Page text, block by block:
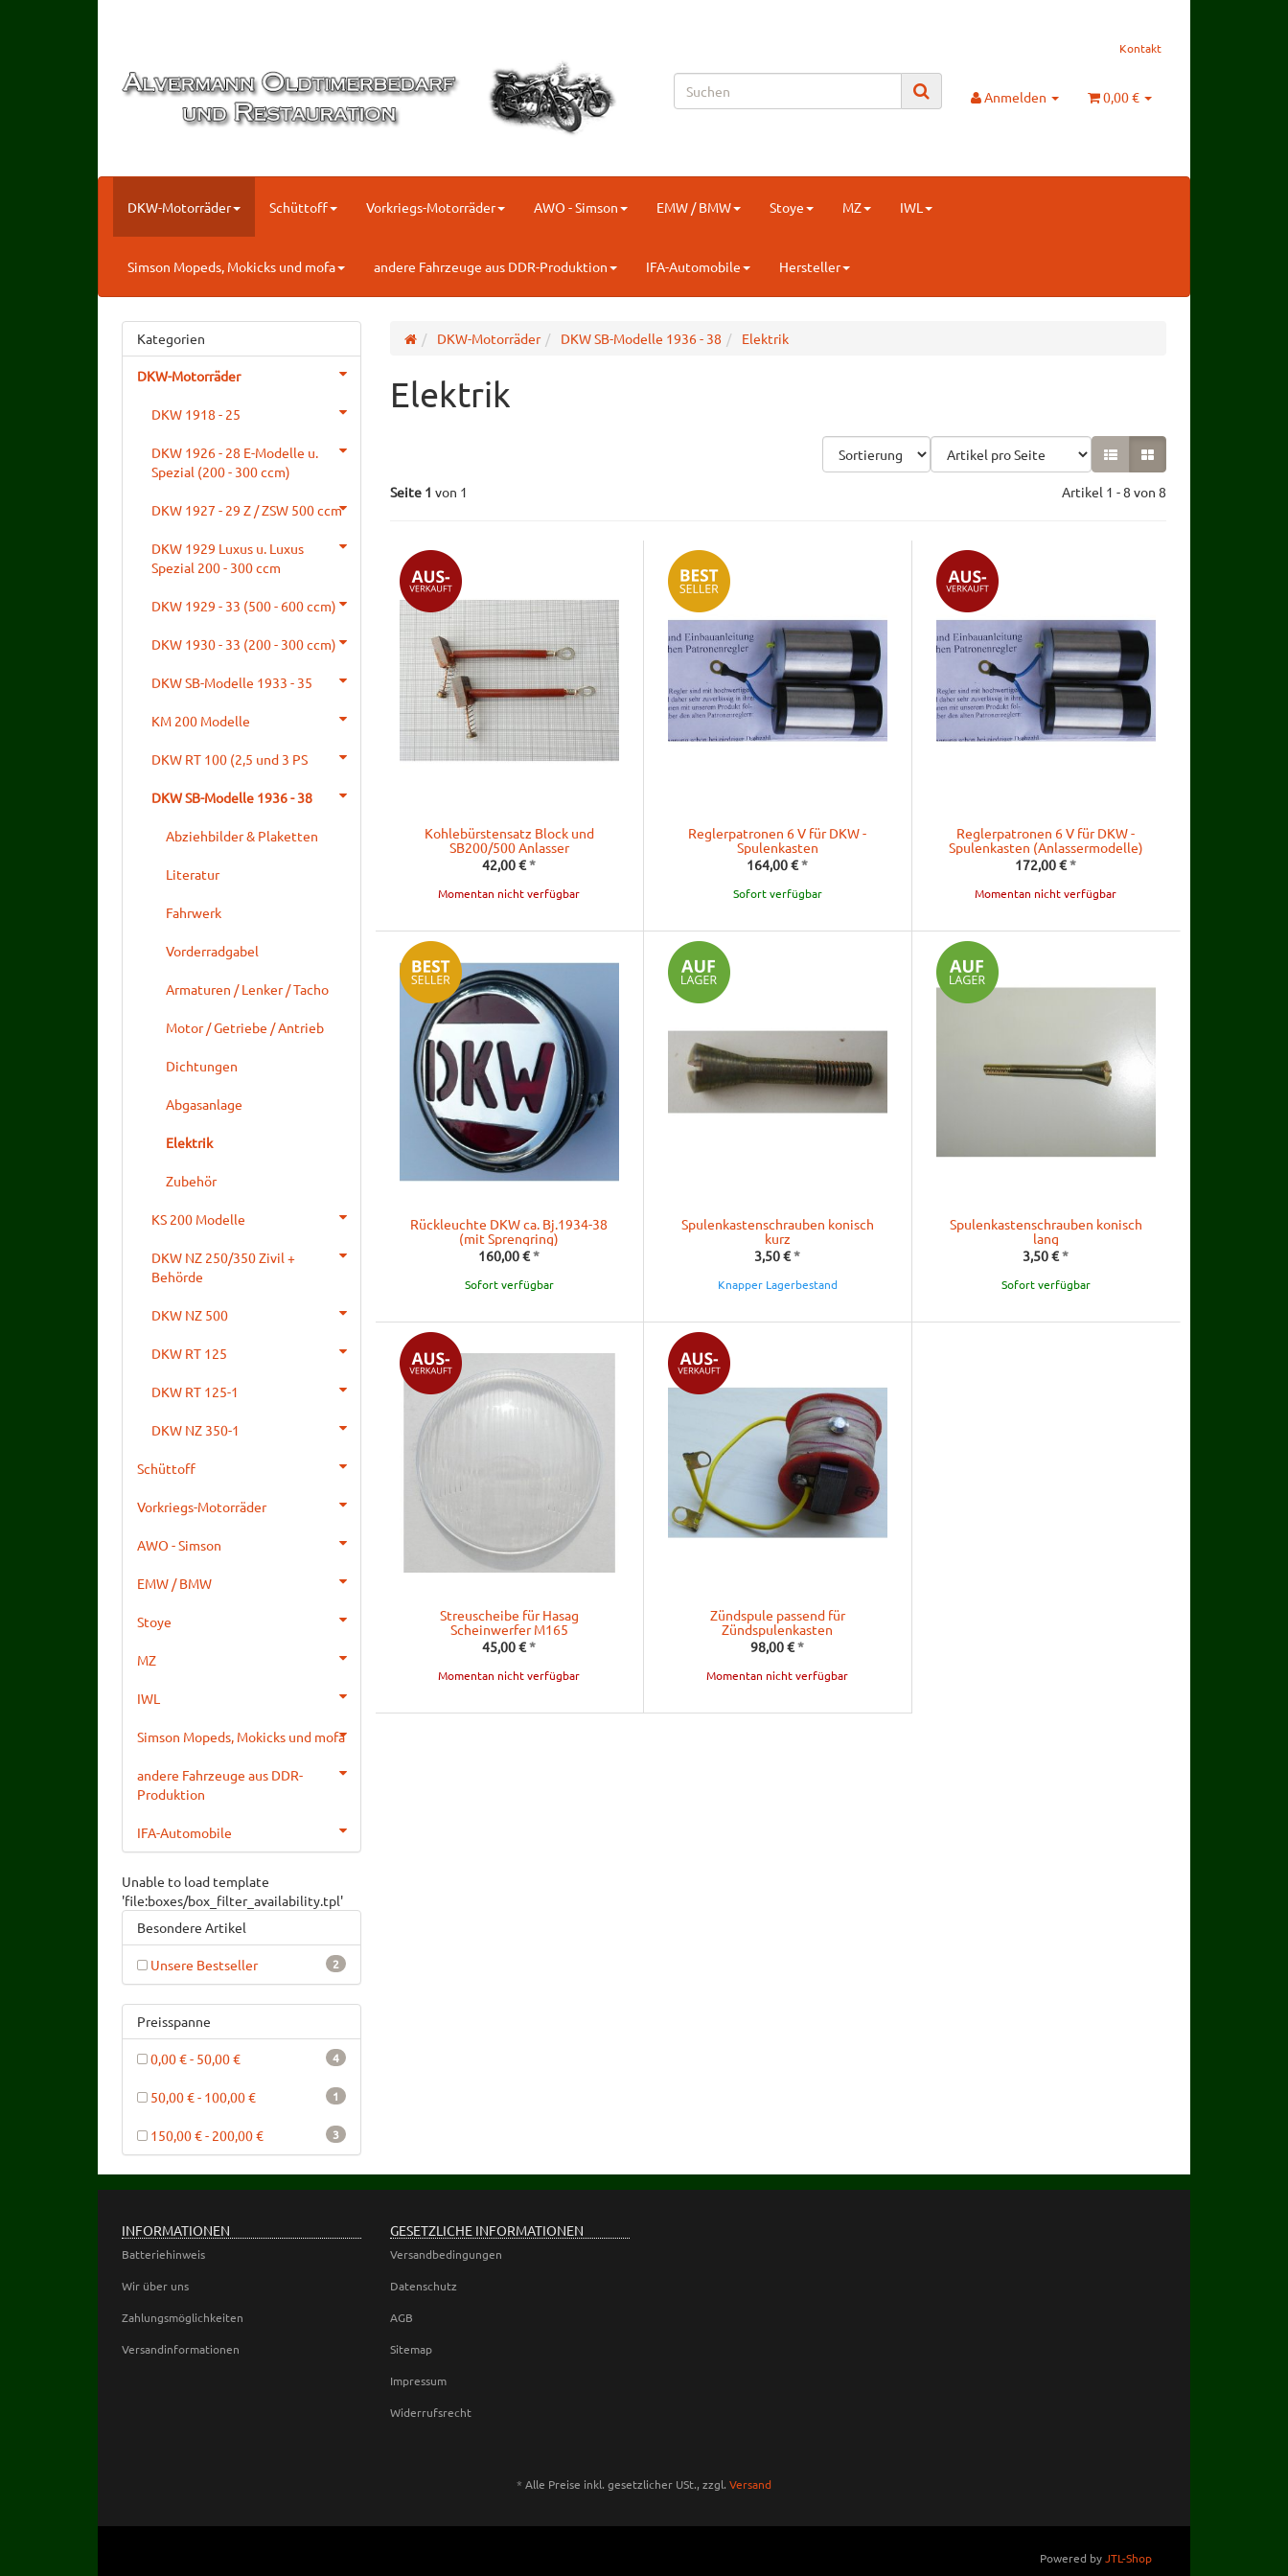
Kontakt
Anmelden 0,00 €
DKW-Motorräder Schüttoff Vorkriegs-Motorräder AWO - Simson EMW / BMW Stoye MZ IWL
Simson Mopeds, Mokicks und mofa andere Fahrzeuge aus DDR-Produktion IFA-Automobile Hersteller
DKW-Motorräder DKW SB-Modelle 1936 - 38 Elektrik
Elektrik
Seite 1 von 1 Artikel 1 - 8 von 8
Kohlebürstensatz Block und
SB200/500 Anlasser
42,00 €*
Momentan nicht verfügbar
Reglerpatronen 6 V für DKW -
Spulenkasten
164,00 €*
Sofort verfügbar
Reglerpatronen 6 V für DKW -
Spulenkasten (Anlassermodelle)
172,00 €*
Momentan nicht verfügbar
Rückleuchte DKW ca. Bj.1934-38
(mit Sprengring)
160,00 €*
Sofort verfügbar
Spulenkastenschrauben konisch
kurz
3,50 €*
Knapper Lagerbestand
Spulenkastenschrauben konisch
lang
3,50 €*
Sofort verfügbar
Streuscheibe für Hasag
Scheinwerfer M165
45,00 €*
Momentan nicht verfügbar
Zündspule passend für
Zündspulenkasten
98,00 €*
Momentan nicht verfügbar
Kategorien
DKW-Motorräder
DKW 1918 - 25
DKW 1926 - 28 E-Modelle u.
Spezial (200 - 300 ccm)
DKW 1927 - 29 Z / ZSW 500 ccm
DKW 1929 Luxus u. Luxus
Spezial 200 - 300 ccm
DKW 1929 - 33 (500 - 600 ccm)
DKW 1930 - 33 (200 - 300 ccm)
DKW SB-Modelle 1933 - 35
KM 200 Modelle
DKW RT 100 (2,5 und 3 PS
DKW SB-Modelle 1936 - 38
Abziehbilder & Plaketten
Literatur
Fahrwerk
Vorderradgabel
Armaturen / Lenker / Tacho
Motor / Getriebe / Antrieb
Dichtungen
Abgasanlage
Elektrik
Zubehör
KS 200 Modelle
DKW NZ 250/350 Zivil +
Behörde
DKW NZ 500
DKW RT 125
DKW RT 125-1
DKW NZ 350-1
Schüttoff
Vorkriegs-Motorräder
AWO - Simson
EMW / BMW
Stoye
MZ
IWL
Simson Mopeds, Mokicks und mofa
andere Fahrzeuge aus DDR-
Produktion
IFA-Automobile
Unable to load template
'file:boxes/box_filter_availability.tpl'
Besondere Artikel
2
Unsere Bestseller
Preisspanne
4
0,00 € - 50,00 €
1
50,00 € - 100,00 €
3
150,00 € - 200,00 €
INFORMATIONEN
Batteriehinweis
Wir über uns
Zahlungsmöglichkeiten
Versandinformationen
GESETZLICHE INFORMATIONEN
Versandbedingungen
Datenschutz
AGB
Sitemap
Impressum
Widerrufsrecht
* Alle Preise inkl. gesetzlicher USt., zzgl. Versand
Powered byJTL-Shop